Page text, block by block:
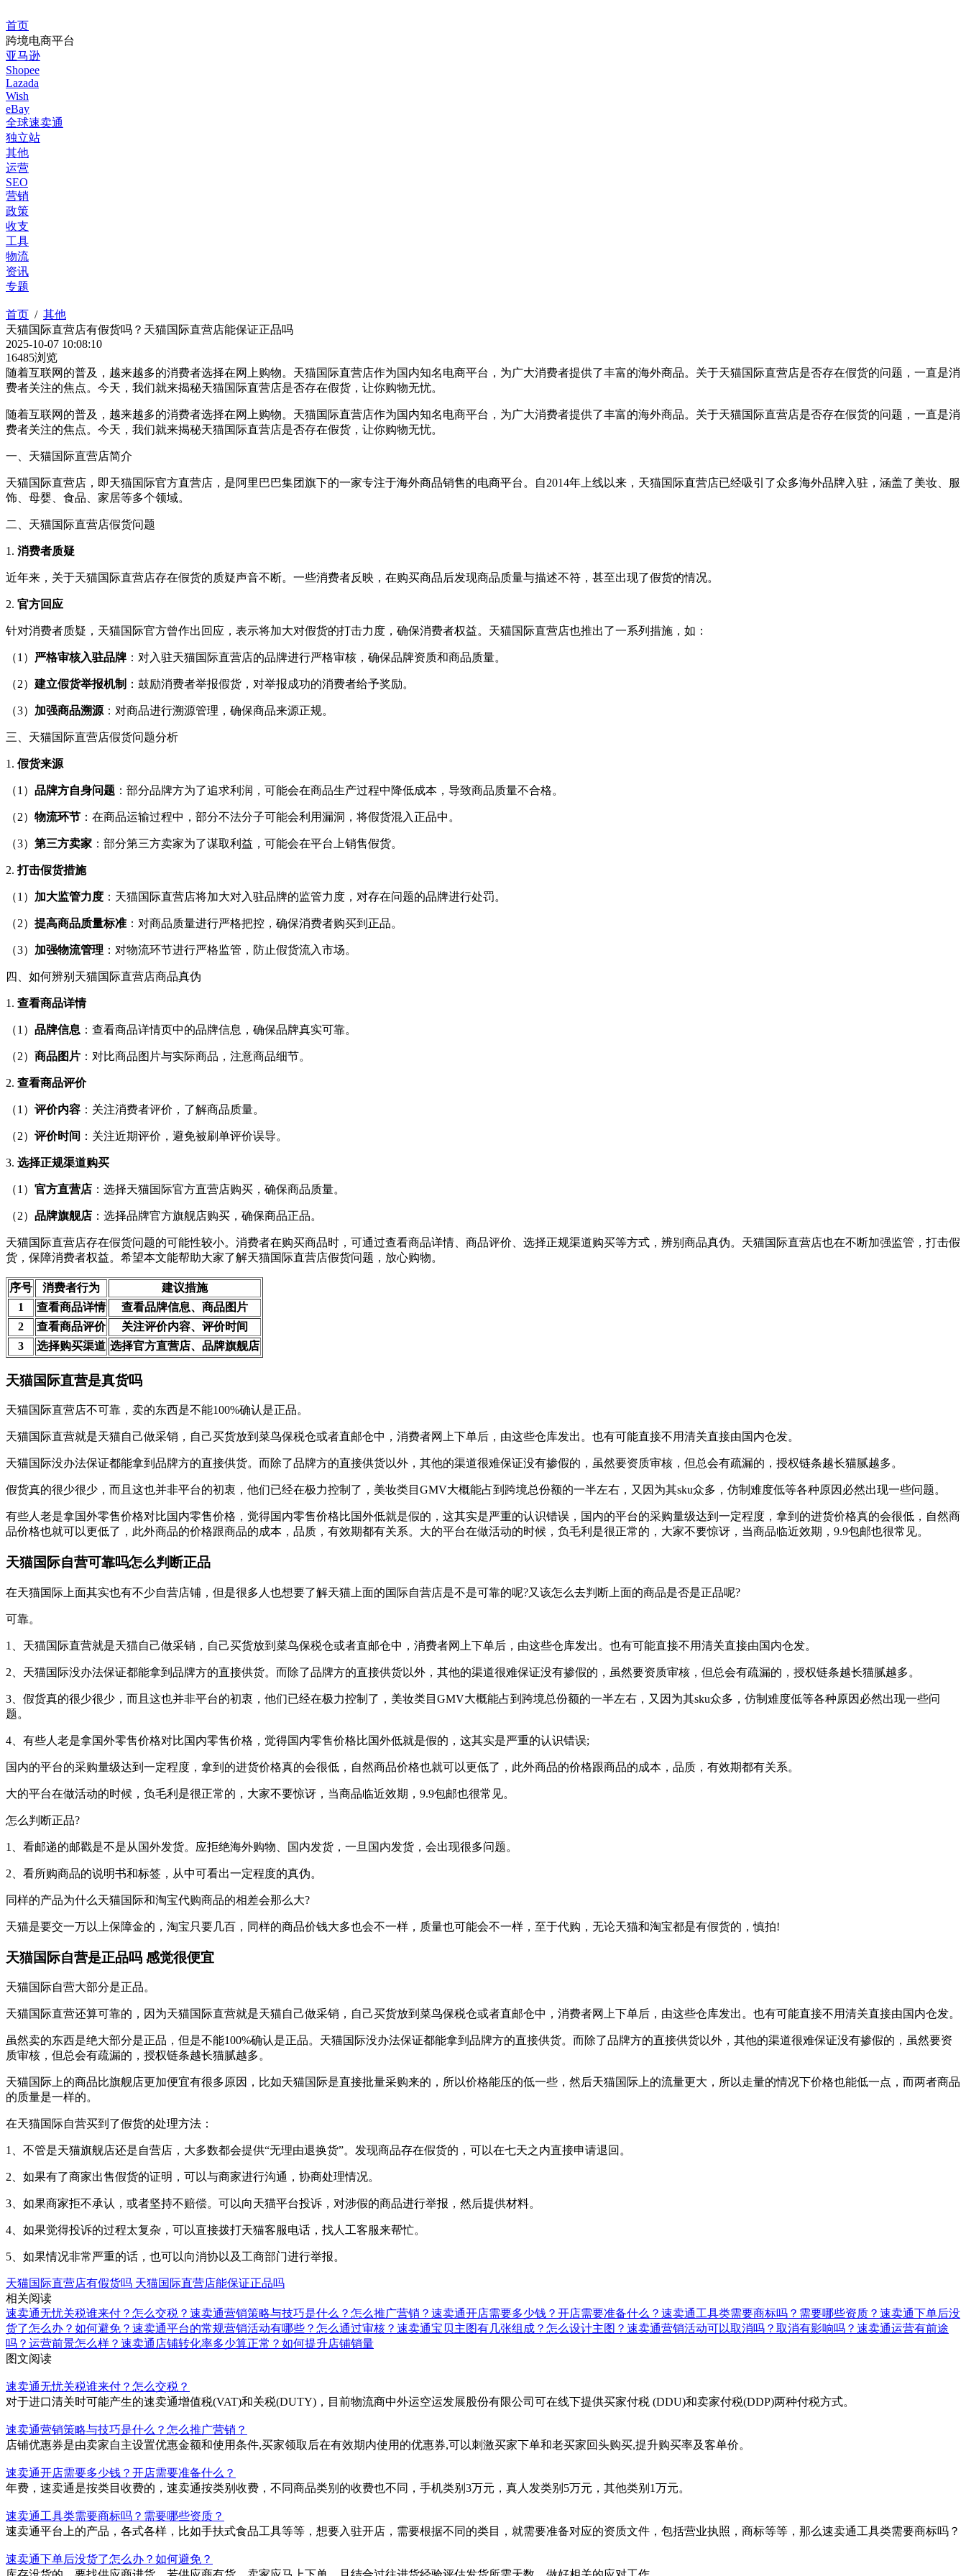
首页
跨境电商平台
亚马逊
Shopee
Lazada
Wish
eBay
全球速卖通
独立站
其他
运营
SEO
营销
政策
收支
工具
物流
资讯
专题
首页 / 其他
天猫国际直营店有假货吗？天猫国际直营店能保证正品吗
2025-10-07 10:08:10
16485浏览
随着互联网的普及，越来越多的消费者选择在网上购物。天猫国际直营店作为国内知名电商平台，为广大消费者提供了丰富的海外商品。关于天猫国际直营店是否存在假货的问题，一直是消
费者关注的焦点。今天，我们就来揭秘天猫国际直营店是否存在假货，让你购物无忧。
随着互联网的普及，越来越多的消费者选择在网上购物。天猫国际直营店作为国内知名电商平台，为广大消费者提供了丰富的海外商品。关于天猫国际直营店是否存在假货的问题，一直是消
费者关注的焦点。今天，我们就来揭秘天猫国际直营店是否存在假货，让你购物无忧。
一、天猫国际直营店简介
天猫国际直营店，即天猫国际官方直营店，是阿里巴巴集团旗下的一家专注于海外商品销售的电商平台。自2014年上线以来，天猫国际直营店已经吸引了众多海外品牌入驻，涵盖了美妆、服
饰、母婴、食品、家居等多个领域。
二、天猫国际直营店假货问题
1. 消费者质疑
近年来，关于天猫国际直营店存在假货的质疑声音不断。一些消费者反映，在购买商品后发现商品质量与描述不符，甚至出现了假货的情况。
2. 官方回应
针对消费者质疑，天猫国际官方曾作出回应，表示将加大对假货的打击力度，确保消费者权益。天猫国际直营店也推出了一系列措施，如：
（1） 严格审核入驻品牌 ：对入驻天猫国际直营店的品牌进行严格审核，确保品牌资质和商品质量。
（2） 建立假货举报机制 ：鼓励消费者举报假货，对举报成功的消费者给予奖励。
（3） 加强商品溯源 ：对商品进行溯源管理，确保商品来源正规。
三、天猫国际直营店假货问题分析
1. 假货来源
（1） 品牌方自身问题 ：部分品牌方为了追求利润，可能会在商品生产过程中降低成本，导致商品质量不合格。
（2） 物流环节 ：在商品运输过程中，部分不法分子可能会利用漏洞，将假货混入正品中。
（3） 第三方卖家 ：部分第三方卖家为了谋取利益，可能会在平台上销售假货。
2.打击假货措施
（1） 加大监管力度 ：天猫国际直营店将加大对入驻品牌的监管力度，对存在问题的品牌进行处罚。
（2） 提高商品质量标准 ：对商品质量进行严格把控，确保消费者购买到正品。
（3） 加强物流管理 ：对物流环节进行严格监管，防止假货流入市场。
四、如何辨别天猫国际直营店商品真伪
1. 查看商品详情
（1） 品牌信息 ：查看商品详情页中的品牌信息，确保品牌真实可靠。
（2） 商品图片 ：对比商品图片与实际商品，注意商品细节。
2. 查看商品评价
（1） 评价内容 ：关注消费者评价，了解商品质量。
（2） 评价时间 ：关注近期评价，避免被刷单评价误导。
3. 选择正规渠道购买
（1） 官方直营店 ：选择天猫国际官方直营店购买，确保商品质量。
（2） 品牌旗舰店 ：选择品牌官方旗舰店购买，确保商品正品。
天猫国际直营店存在假货问题的可能性较小。消费者在购买商品时，可通过查看商品详情、商品评价、选择正规渠道购买等方式，辨别商品真伪。天猫国际直营店也在不断加强监管，打击假
货，保障消费者权益。希望本文能帮助大家了解天猫国际直营店假货问题，放心购物。
序号 消费者行为
建议措施
1
查看商品详情
查看品牌信息、商品图片
2
查看商品评价
关注评价内容、评价时间
3
选择购买渠道 选择官方直营店、品牌旗舰店
天猫国际直营是真货吗
天猫国际直营店不可靠，卖的东西是不能100%确认是正品。
天猫国际直营就是天猫自己做采销，自己买货放到菜鸟保税仓或者直邮仓中，消费者网上下单后，由这些仓库发出。也有可能直接不用清关直接由国内仓发。
天猫国际没办法保证都能拿到品牌方的直接供货。而除了品牌方的直接供货以外，其他的渠道很难保证没有掺假的，虽然要资质审核，但总会有疏漏的，授权链条越长猫腻越多。
假货真的很少很少，而且这也并非平台的初衷，他们已经在极力控制了，美妆类目GMV大概能占到跨境总份额的一半左右，又因为其sku众多，仿制难度低等各种原因必然出现一些问题。
有些人老是拿国外零售价格对比国内零售价格，觉得国内零售价格比国外低就是假的，这其实是严重的认识错误，国内的平台的采购量级达到一定程度，拿到的进货价格真的会很低，自然商
品价格也就可以更低了，此外商品的价格跟商品的成本，品质，有效期都有关系。大的平台在做活动的时候，负毛利是很正常的，大家不要惊讶，当商品临近效期，9.9包邮也很常见。
天猫国际自营可靠吗怎么判断正品
在天猫国际上面其实也有不少自营店铺，但是很多人也想要了解天猫上面的国际自营店是不是可靠的呢?又该怎么去判断上面的商品是否是正品呢?
可靠。
1、天猫国际直营就是天猫自己做采销，自己买货放到菜鸟保税仓或者直邮仓中，消费者网上下单后，由这些仓库发出。也有可能直接不用清关直接由国内仓发。
2、天猫国际没办法保证都能拿到品牌方的直接供货。而除了品牌方的直接供货以外，其他的渠道很难保证没有掺假的，虽然要资质审核，但总会有疏漏的，授权链条越长猫腻越多。
3、假货真的很少很少，而且这也并非平台的初衷，他们已经在极力控制了，美妆类目GMV大概能占到跨境总份额的一半左右，又因为其sku众多，仿制难度低等各种原因必然出现一些问
题。
4、有些人老是拿国外零售价格对比国内零售价格，觉得国内零售价格比国外低就是假的，这其实是严重的认识错误;
国内的平台的采购量级达到一定程度，拿到的进货价格真的会很低，自然商品价格也就可以更低了，此外商品的价格跟商品的成本，品质，有效期都有关系。
大的平台在做活动的时候，负毛利是很正常的，大家不要惊讶，当商品临近效期，9.9包邮也很常见。
怎么判断正品?
1、看邮递的邮戳是不是从国外发货。应拒绝海外购物、国内发货，一旦国内发货，会出现很多问题。
2、看所购商品的说明书和标签，从中可看出一定程度的真伪。
同样的产品为什么天猫国际和淘宝代购商品的相差会那么大?
天猫是要交一万以上保障金的，淘宝只要几百，同样的商品价钱大多也会不一样，质量也可能会不一样，至于代购，无论天猫和淘宝都是有假货的，慎拍!
天猫国际自营是正品吗 感觉很便宜
天猫国际自营大部分是正品。
天猫国际直营还算可靠的，因为天猫国际直营就是天猫自己做采销，自己买货放到菜鸟保税仓或者直邮仓中，消费者网上下单后，由这些仓库发出。也有可能直接不用清关直接由国内仓发。
虽然卖的东西是绝大部分是正品，但是不能100%确认是正品。天猫国际没办法保证都能拿到品牌方的直接供货。而除了品牌方的直接供货以外，其他的渠道很难保证没有掺假的，虽然要资
质审核，但总会有疏漏的，授权链条越长猫腻越多。
天猫国际上的商品比旗舰店更加便宜有很多原因，比如天猫国际是直接批量采购来的，所以价格能压的低一些，然后天猫国际上的流量更大，所以走量的情况下价格也能低一点，而两者商品
的质量是一样的。
在天猫国际自营买到了假货的处理方法：
1、不管是天猫旗舰店还是自营店，大多数都会提供“无理由退换货”。发现商品存在假货的，可以在七天之内直接申请退回。
2、如果有了商家出售假货的证明，可以与商家进行沟通，协商处理情况。
3、如果商家拒不承认，或者坚持不赔偿。可以向天猫平台投诉，对涉假的商品进行举报，然后提供材料。
4、如果觉得投诉的过程太复杂，可以直接拨打天猫客服电话，找人工客服来帮忙。
5、如果情况非常严重的话，也可以向消协以及工商部门进行举报。
天猫国际直营店有假货吗 天猫国际直营店能保证正品吗
相关阅读
速卖通无忧关税谁来付？怎么交税？ 速卖通营销策略与技巧是什么？怎么推广营销？ 速卖通开店需要多少钱？开店需要准备什么？ 速卖通工具类需要商标吗？需要哪些资质？ 速卖通下单后没
货了怎么办？如何避免？ 速卖通平台的常规营销活动有哪些？怎么通过审核？ 速卖通宝贝主图有几张组成？怎么设计主图？ 速卖通营销活动可以取消吗？取消有影响吗？ 速卖通运营有前途
吗？运营前景怎么样？ 速卖通店铺转化率多少算正常？如何提升店铺销量
图文阅读
速卖通无忧关税谁来付？怎么交税？
对于进口清关时可能产生的速卖通增值税(VAT)和关税(DUTY)，目前物流商中外运空运发展股份有限公司可在线下提供买家付税 (DDU)和卖家付税(DDP)两种付税方式。
速卖通营销策略与技巧是什么？怎么推广营销？
店铺优惠券是由卖家自主设置优惠金额和使用条件,买家领取后在有效期内使用的优惠券,可以刺激买家下单和老买家回头购买,提升购买率及客单价。
速卖通开店需要多少钱？开店需要准备什么？
年费，速卖通是按类目收费的，速卖通按类别收费，不同商品类别的收费也不同，手机类别3万元，真人发类别5万元，其他类别1万元。
速卖通工具类需要商标吗？需要哪些资质？
速卖通平台上的产品，各式各样，比如手扶式食品工具等等，想要入驻开店，需要根据不同的类目，就需要准备对应的资质文件，包括营业执照，商标等等，那么速卖通工具类需要商标吗？
速卖通下单后没货了怎么办？如何避免？